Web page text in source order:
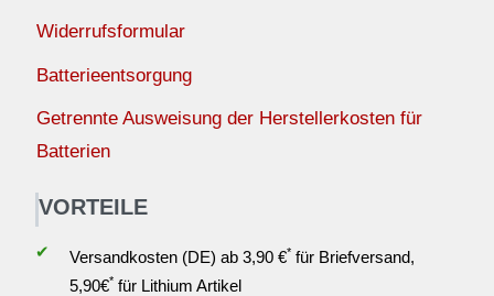
Widerrufsformular
Batterieentsorgung
Getrennte Ausweisung der Herstellerkosten für
Batterien
VORTEILE
✔ Versandkosten (DE) ab 3,90 €*für Briefversand,
5,90€*für Lithium Artikel